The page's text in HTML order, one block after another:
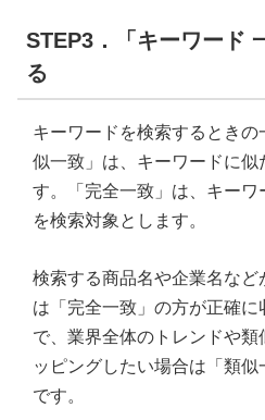
STEP3．「キーワード
る
キーワードを検索するとき
似一致」は、キーワードに似
す。「完全一致」は、キー
を検索対象とします。
検索する商品名や企業名な
は「完全一致」の方が正確
で、業界全体のトレンドや類
ッピングしたい場合は「類
です。